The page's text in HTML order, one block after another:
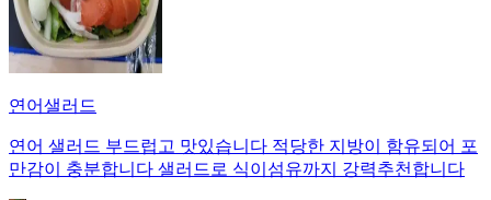
연어샐러드
연어 샐러드 부드럽고 맛있습니다 적당한 지방이 함유되어 포
만감이 충분합니다 샐러드로 식이섬유까지 강력추천합니다